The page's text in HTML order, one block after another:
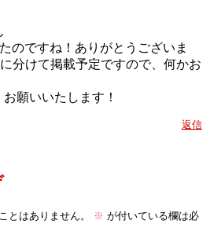
のですね！ありがとうございま
分けて掲載予定ですので、何かお
願いいたします！
返信
とはありません。 ※ が付いている欄は必